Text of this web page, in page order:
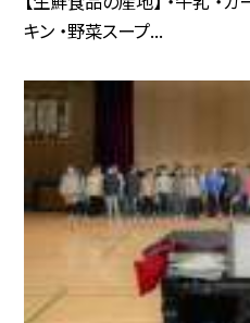
キン ・野菜スープ...